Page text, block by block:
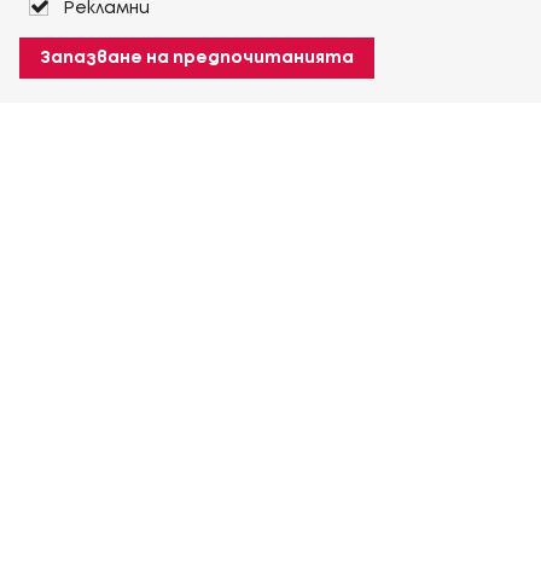
Рекламни
Запазване на предпочитанията